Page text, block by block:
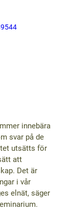
innebära
svar på de
utsätts för
att
Det är
i vår
elnät, säger